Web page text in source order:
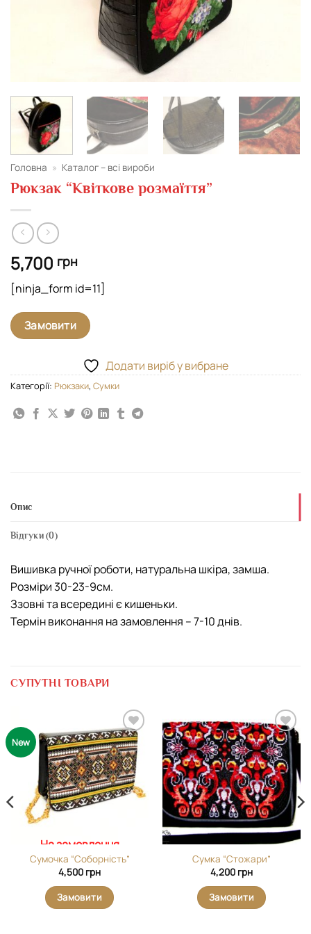
Головна » Каталог – всі вироби
Рюкзак “Квіткове розмаїття”
5,700 грн
[ninja_form id=11]
Замовити
Додати виріб у вибране
Категорії: Рюкзаки, Сумки
Опис
Відгуки (0)
Вишивка ручної роботи, натуральна шкіра, замша.
Розміри 30-23-9см.
Ззовні та всередині є кишеньки.
Термін виконання на замовлення – 7-10 днів.
СУПУТНІ ТОВАРИ
New
Додати
виріб у
вибране
На замовлення
Сумочка “Соборність”
4,500 грн
Замовити
Додати
виріб у
вибране
Сумка “Стожари”
4,200 грн
Замовити